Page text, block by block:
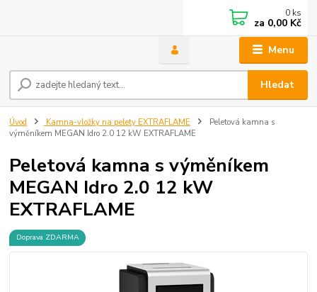
Menu
Hledat
0 ks
za 0,00 Kč
Úvod Kamna-vložky na pelety EXTRAFLAME
Peletová kamna s
výměníkem MEGAN Idro 2.0 12 kW EXTRAFLAME
Peletová kamna s výměníkem
MEGAN Idro 2.0 12 kW
EXTRAFLAME
Doprava ZDARMA